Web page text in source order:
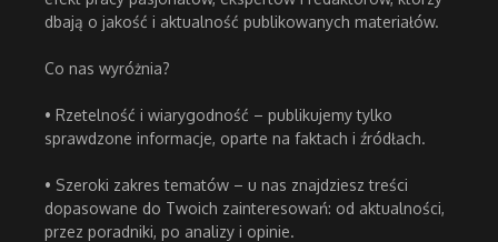
dbają o jakość i aktualność publikowanych materiałów.
Co nas wyróżnia?
• Rzetelność i wiarygodność – publikujemy tylko
sprawdzone informacje, oparte na faktach i źródłach.
• Szeroki zakres tematów – u nas znajdziesz treści
dopasowane do Twoich zainteresowań: od aktualności,
przez poradniki, po analizy i opinie.